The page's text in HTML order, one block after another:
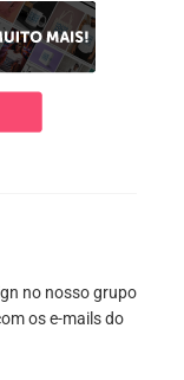
no nosso grupo
os e-mails do